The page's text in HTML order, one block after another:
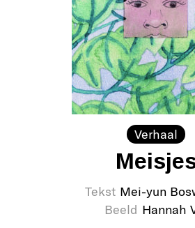
Verhaal
Tekst Mei-yun
Beeld Hannah